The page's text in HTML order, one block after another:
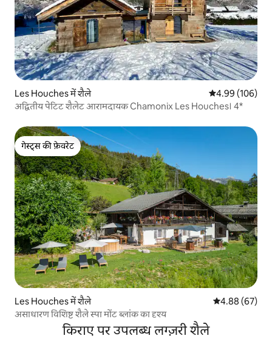
Les Houches में शैले औसत रेटिंग 5 में से
4.99 (106)
अद्वितीय पेटिट शैलेट आरामदायक Chamonix Les Houches। 4*
गेस्ट्स की फ़ेवरेट
गेस्ट्स की फ़ेवरेट
Les Houches में शैले औसत रेटिंग 5 में
4.88 (67)
असाधारण विशिष्ट शैले स्पा मोंट ब्लांक का दृश्य
किराए पर उपलब्ध लग्ज़री शैले